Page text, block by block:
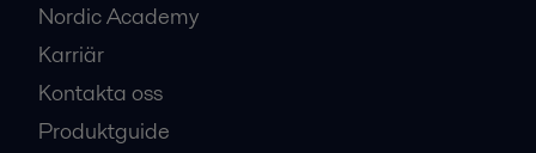
Nordic Academy
Karriär
Kontakta oss
Produktguide